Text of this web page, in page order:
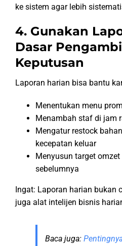
ke sistem agar lebih
4. Gunakan
Dasar
Keputusan
Laporan harian bisa bantu
Menentukan menu
Menambah staf di jam
Mengatur restock
kecepatan keluar
Menyusun target
sebelumnya
Ingat: Laporan harian bukan
juga alat intelijen bisnis
Baca juga: